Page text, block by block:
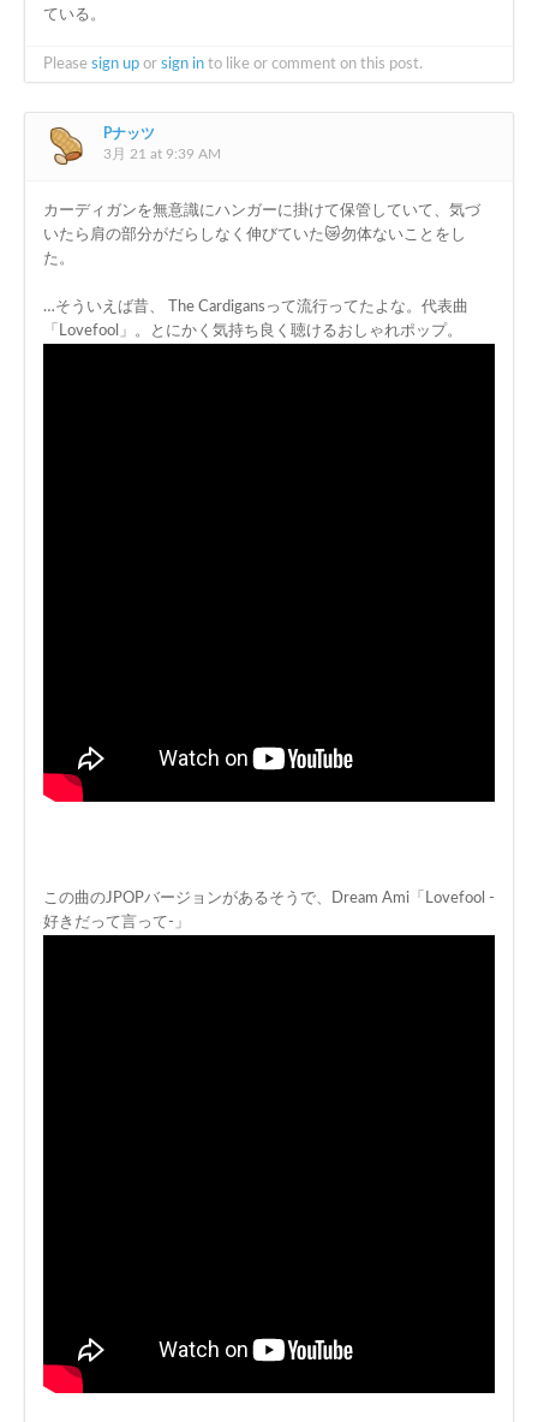
ている。
Please sign up or sign in to like or comment on this post.
Pナッツ
3月 21 at 9:39 AM
カーディガンを無意識にハンガーに掛けて保管していて、気づ
いたら肩の部分がだらしなく伸びていた😿勿体ないことをし
た。
…そういえば昔、 The Cardigansって流行ってたよな。代表曲
「Lovefool」。とにかく気持ち良く聴けるおしゃれポップ。
この曲のJPOPバージョンがあるそうで、Dream Ami「Lovefool -
好きだって言って-」